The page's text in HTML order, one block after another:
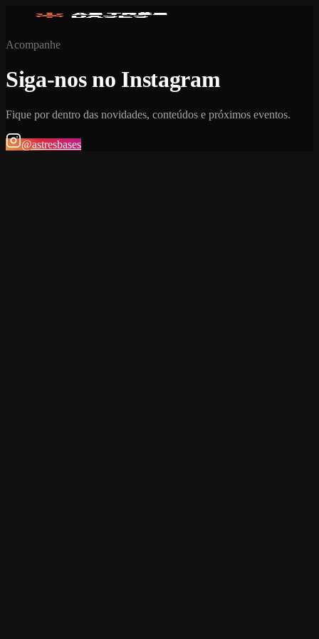
Acompanhe
Siga-nos no Instagram
Fique por dentro das novidades, conteúdos e próximos eventos.
@astresbases